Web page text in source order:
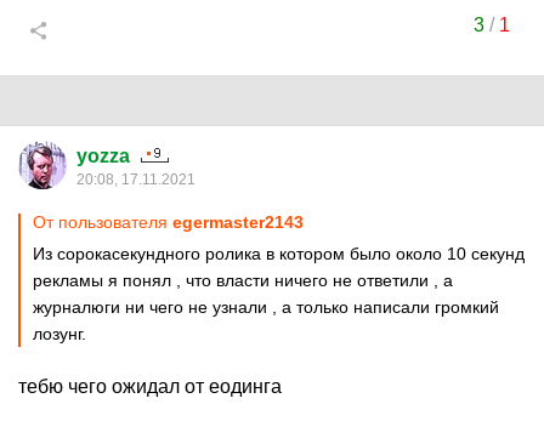
3/ 1
yozza
20:08, 17.11.2021
От пользователя egermaster2143
Из сорокасекундного ролика в котором было около 10 секунд
рекламы я понял , что власти ничего не ответили , а
журналюги ни чего не узнали , а только написали громкий
лозунг.
тебю чего ожидал от еодинга